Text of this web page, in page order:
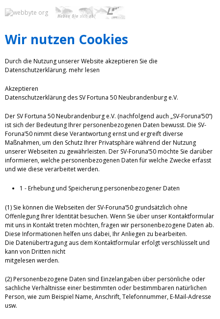
Wir nutzen Cookies
Durch die Nutzung unserer Website akzeptieren Sie die
Datenschutzerklärung. mehr lesen
Akzeptieren
Datenschutzerklärung des SV Fortuna 50 Neubrandenburg e.V.
Der SV Fortuna 50 Neubrandenburg e.V. (nachfolgend auch „SV-Foruna‘50“)
ist sich der Bedeutung Ihrer personenbezogenen Daten bewusst. Die SV-
Foruna’50 nimmt diese Verantwortung ernst und ergreift diverse
Maßnahmen, um den Schutz Ihrer Privatsphäre während der Nutzung
unserer Webseiten zu gewährleisten. Der SV-Foruna’50 möchte Sie darüber
informieren, welche personenbezogenen Daten für welche Zwecke erfasst
und wie diese verarbeitet werden.
1 - Erhebung und Speicherung personenbezogener Daten
(1) Sie können die Webseiten der SV-Foruna’50 grundsätzlich ohne
Offenlegung Ihrer Identität besuchen. Wenn Sie über unser Kontaktformular
mit uns in Kontakt treten möchten, fragen wir personenbezogene Daten ab.
Diese Informationen helfen uns dabei, Ihr Anliegen zu bearbeiten.
Die Datenübertragung aus dem Kontaktformular erfolgt verschlüsselt und
kann von Dritten nicht
mitgelesen werden.
(2) Personenbezogene Daten sind Einzelangaben über persönliche oder
sachliche Verhältnisse einer bestimmten oder bestimmbaren natürlichen
Person, wie zum Beispiel Name, Anschrift, Telefonnummer, E-Mail-Adresse
usw.